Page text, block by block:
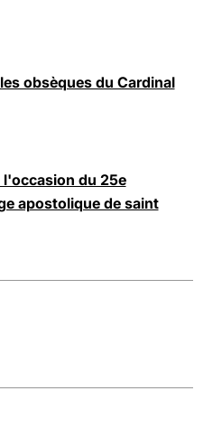
obsèques du Cardinal
l'occasion du 25e
apostolique de saint